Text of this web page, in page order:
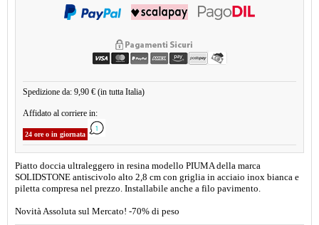
Spedizione da: 9,90 € (in tutta Italia)
Affidato al corriere in:
24 ore o in giornata
Piatto doccia ultraleggero in resina modello PIUMA della marca
SOLIDSTONE antiscivolo alto 2,8 cm con griglia in acciaio inox bianca e
piletta compresa nel prezzo. Installabile anche a filo pavimento.
Novità Assoluta sul Mercato! -70% di peso